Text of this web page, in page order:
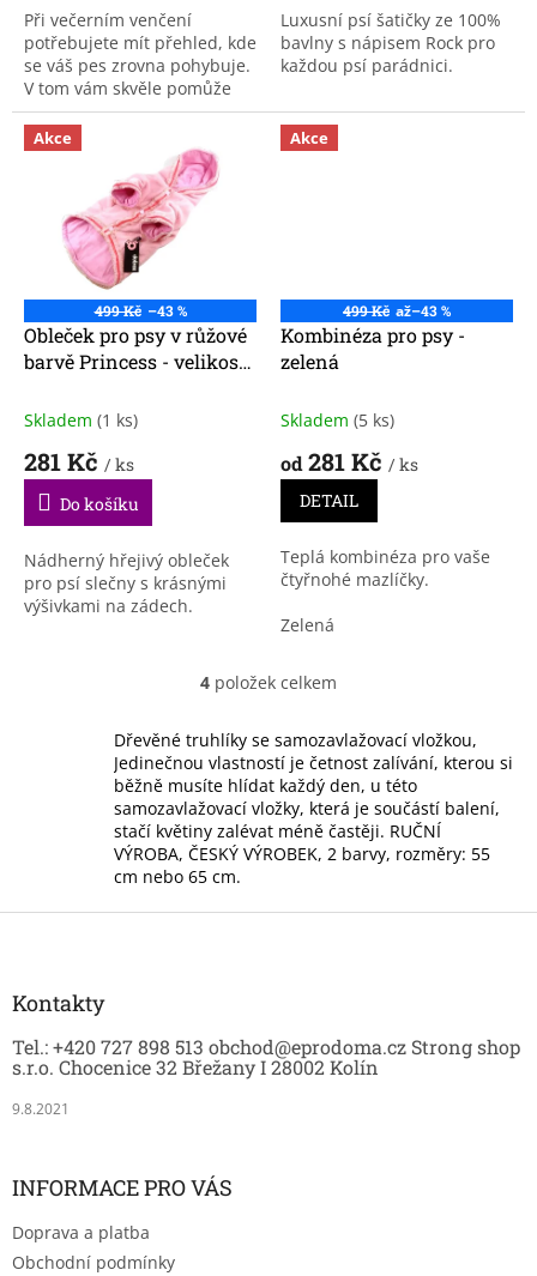
Při večerním venčení
potřebujete mít přehled, kde
se váš pes zrovna pohybuje.
V tom vám skvěle pomůže
tento...
Luxusní psí šatičky ze 100%
bavlny s nápisem Rock pro
každou psí parádnici.
Akce
499 Kč –43 %
Obleček pro psy v růžové
barvě Princess - velikost
Skladem (1 ks)
281 Kč / ks
Do košíku
Nádherný hřejivý obleček
pro psí slečny s krásnými
výšivkami na zádech.
Akce
499 Kč až–43 %
Kombinéza pro psy -
zelená
Skladem (5 ks)
od 281 Kč / ks
DETAIL
Teplá kombinéza pro vaše
čtyřnohé mazlíčky.
Zelená
O
l
á
d
a
c
í
v
p
i
s
4 položek celkem
Dřevěné truhlíky se samozavlažovací vložkou,
Jedinečnou vlastností je četnost zalívání, kterou si
běžně musíte hlídat každý den, u této
samozavlažovací vložky, která je součástí balení,
stačí květiny zalévat méně častěji. RUČNÍ
VÝROBA, ČESKÝ VÝROBEK, 2 barvy, rozměry: 55
cm nebo 65 cm.
Z
Kontakty
Tel.: +420 727 898 513 obchod@eprodoma.cz Strong shop
s.r.o. Chocenice 32 Břežany I 28002 Kolín
9.8.2021
INFORMACE PRO VÁS
Doprava a platba
Obchodní podmínky